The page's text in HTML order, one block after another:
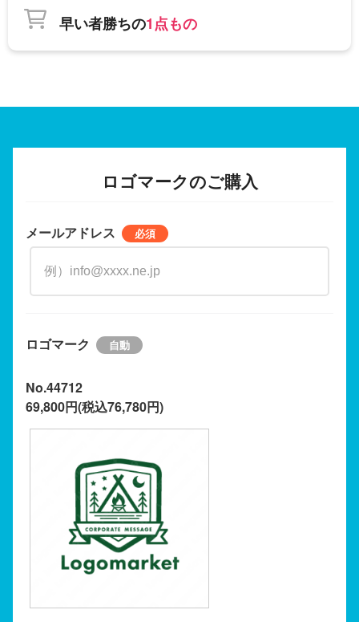
早い者勝ちの1点もの
ロゴマークのご購入
メールアドレス
ロゴマーク
No.44712
69,800円(税込76,780円)